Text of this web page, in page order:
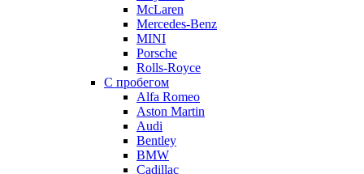
McLaren
Mercedes-Benz
MINI
Porsche
Rolls-Royce
С пробегом
Alfa Romeo
Aston Martin
Audi
Bentley
BMW
Cadillac